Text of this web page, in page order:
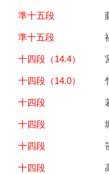
準十五段
準十五段
十四段（14.4）
十四段（14.0）
十四段
十四段
十四段
十四段